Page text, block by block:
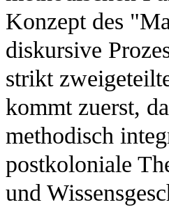
Konzept des
diskursive
strikt
kommt zuerst,
methodisch
postkoloniale
und